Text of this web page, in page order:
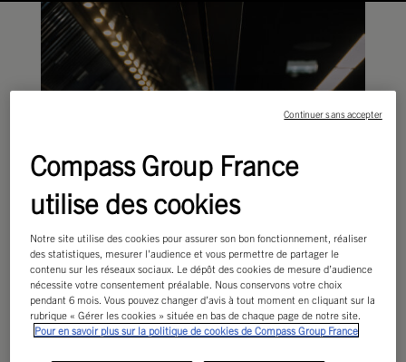
Compass Group France
utilise des cookies
Notre site utilise des cookies pour assurer son bon fonctionnement, réaliser
des statistiques, mesurer l'audience et vous permettre de partager le
contenu sur les réseaux sociaux. Le dépôt des cookies de mesure d’audience
nécessite votre consentement préalable. Nous conservons votre choix
pendant 6 mois. Vous pouvez changer d’avis à tout moment en cliquant sur la
rubrique « Gérer les cookies » située en bas de chaque page de notre site.
Pour en savoir plus sur la politique de cookies de Compass Group France
Continuer sans accepter